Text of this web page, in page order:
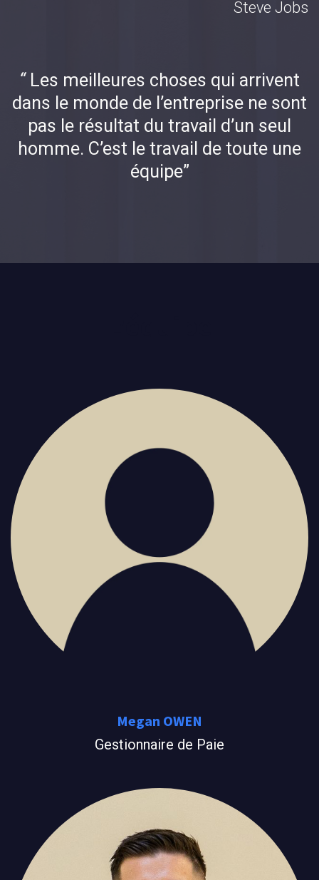
Steve Jobs
“Les meilleures choses qui arrivent
dans le monde de l’entreprise ne sont
pas le résultat du travail d’un seul
homme. C’est le travail de toute une
équipe”
Megan OWEN
Gestionnaire de Paie